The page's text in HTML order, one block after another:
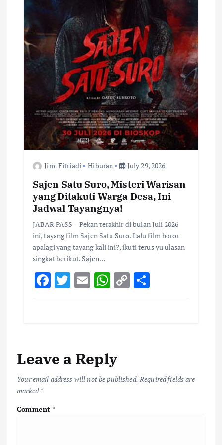
Jimi Fitriadi Hiburan July 29, 2026
Sajen Satu Suro, Misteri Warisan
yang Ditakuti Warga Desa, Ini
Jadwal Tayangnya!
JABAR PASS – Pekan terakhir di bulan Juli 2026
ini, tayang film Sajen Satu Suro. Lalu film horor
apalagi yang tayang kali ini?, ikuti terus yu ulasan
singkat berikut. Sajen…
F
ac
o
k
T
w
E
m
W
h
p
p
C
o
k
S
h
Leave a Reply
Your email address will not be published. Required fields are
marked*
Comment*